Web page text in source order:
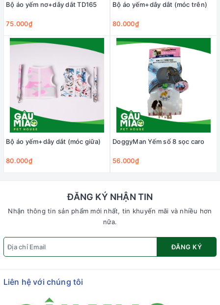
Bộ áo yếm nơ+dây dắt TD165
75.000₫
Bộ áo yếm+dây dắt (móc trên)
80.000₫
Bộ áo yếm+dây dắt (móc giữa)
80.000₫
DoggyMan Yếm số 8 sọc caro
56.000₫
ĐĂNG KÝ NHẬN TIN
Nhận thông tin sản phẩm mới nhất, tin khuyến mãi và nhiều hơn
nữa.
ĐĂNG KÝ
Liên hệ với chúng tôi